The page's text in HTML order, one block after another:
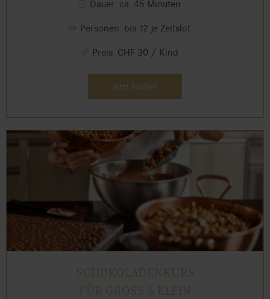
Dauer: ca. 45 Minuten
Personen: bis 12 je Zeitslot
Preis: CHF 30 / Kind
Jetzt buchen
SCHOKOLADENKURS
FÜR GROSS & KLEIN